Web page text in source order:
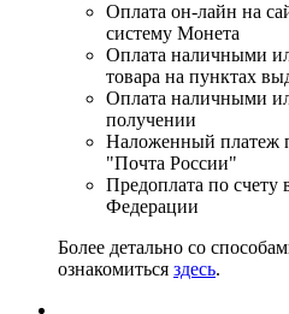
Оплата он-лайн на
систему Монета
Оплата наличными
товара на пунктах
Оплата наличными
получении
Наложенный платеж
"Почта России"
Предоплата по счету
Федерации
Более детально со
ознакомиться здесь.